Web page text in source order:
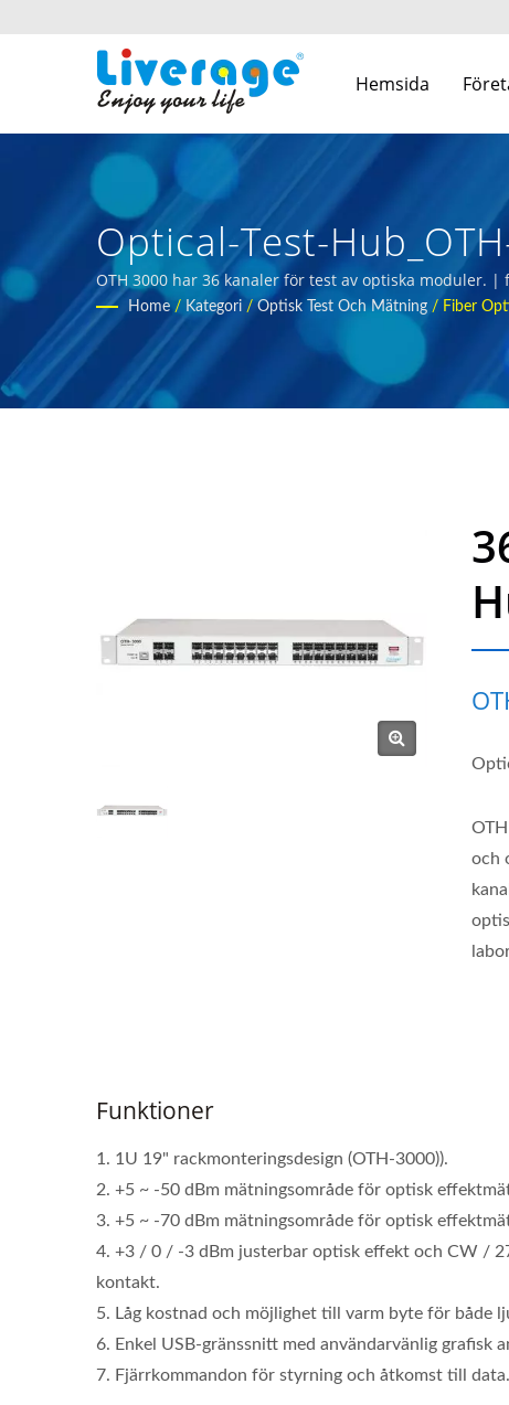
Hemsida
Optical-Test-
OTH 3000 har 36 kanaler för test av optiska moduler.
Home / Kategori / Optisk Test Och Mätning / Fiber
och
Funktioner
1. 1U 19" rackmonteringsdesign (OTH-3000)).
2. +5 ~ -50 dBm mätningsområde för optisk
3. +5 ~ -70 dBm mätningsområde för optisk
4. +3 / 0 / -3 dBm justerbar optisk effekt och CW /
kontakt.
5. Låg kostnad och möjlighet till varm byte för både
6. Enkel USB-gränssnitt med användarvänlig grafisk
7. Fjärrkommandon för styrning och åtkomst till data.